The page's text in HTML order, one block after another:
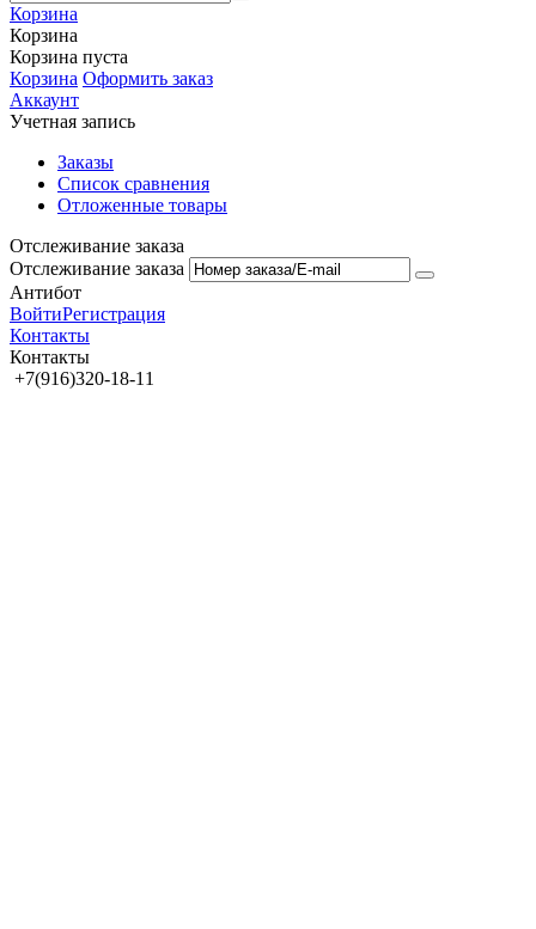
Корзина
Корзина
Корзина пуста
Корзина Оформить заказ
Аккаунт
Учетная запись
Заказы
Список сравнения
Отложенные товары
Отслеживание заказа
Отслеживание заказа
Антибот
ВойтиРегистрация
Контакты
Контакты
+7(916)320-18-11